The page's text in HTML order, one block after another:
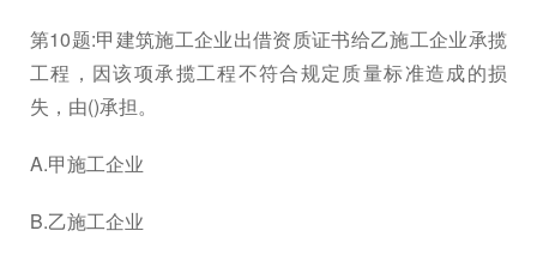
第10题:甲建筑施工企业出借资质证书给乙施工企业承揽
工程，因该项承揽工程不符合规定质量标准造成的损
失，由()承担。
A.甲施工企业
B.乙施工企业